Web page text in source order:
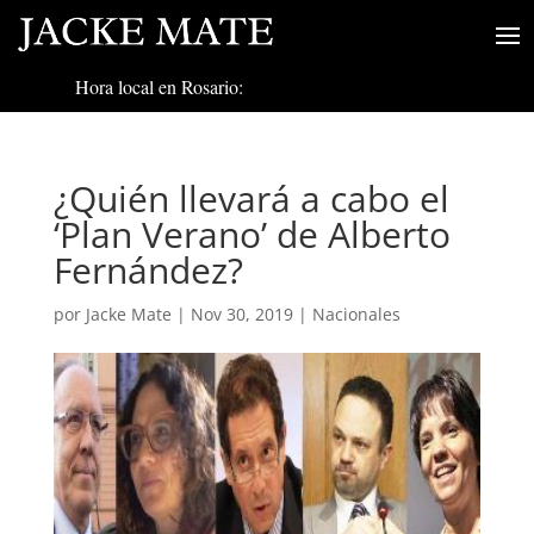
Hora local en Rosario:
¿Quién llevará a cabo el
‘Plan Verano’ de Alberto
Fernández?
por Jacke Mate | Nov 30, 2019| Nacionales